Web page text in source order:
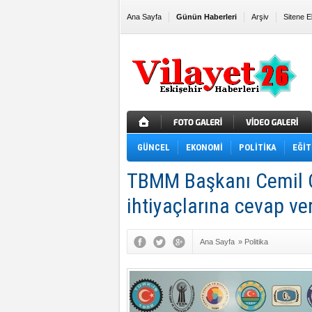
Ana Sayfa Günün Haberleri Arşiv Sitene
GÜNCEL EKONOMİ POLİTİKA
TBMM Başkanı
ihtiyaçlarına cevap
Ana Sayfa » Politika